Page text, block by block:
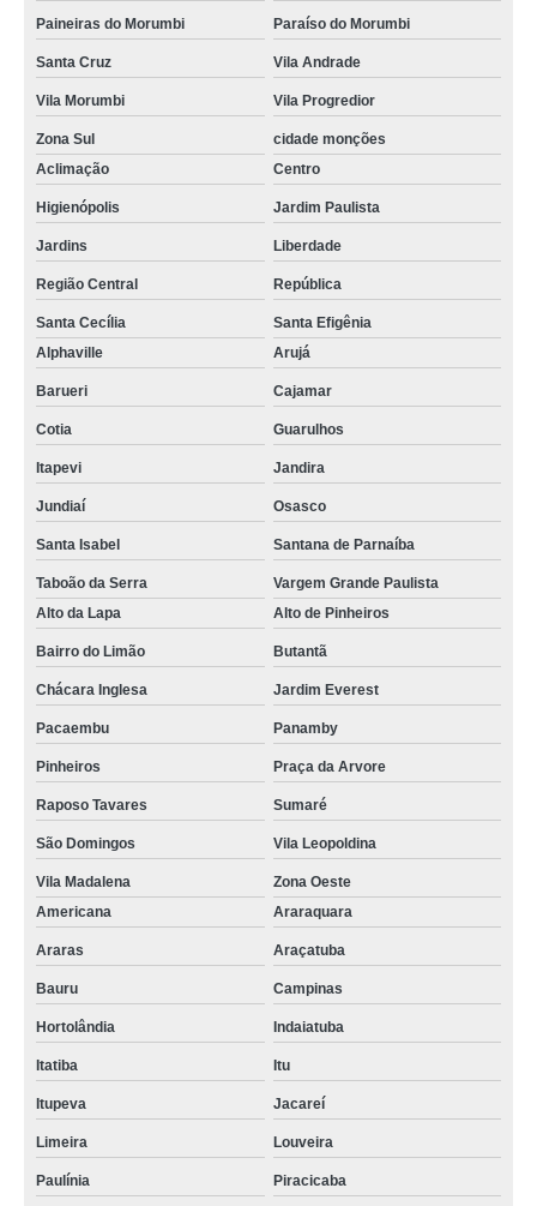
Paineiras do Morumbi Paraíso do Morumbi
Santa Cruz Vila Andrade
Vila Morumbi Vila Progredior
Zona Sul
cidade monções
Aclimação
Centro
Higienópolis Jardim Paulista
Jardins Liberdade
Região Central República
Santa Cecília
Santa Efigênia
Alphaville
Arujá
Barueri Cajamar
Cotia Guarulhos
Itapevi Jandira
Jundiaí Osasco
Santa Isabel Santana de Parnaíba
Taboão da Serra
Vargem Grande Paulista
Alto da Lapa
Alto de Pinheiros
Bairro do Limão Butantã
Chácara Inglesa Jardim Everest
Pacaembu Panamby
Pinheiros Praça da Arvore
Raposo Tavares Sumaré
São Domingos Vila Leopoldina
Vila Madalena
Zona Oeste
Americana
Araraquara
Araras Araçatuba
Bauru Campinas
Hortolândia Indaiatuba
Itatiba Itu
Itupeva Jacareí
Limeira Louveira
Paulínia Piracicaba